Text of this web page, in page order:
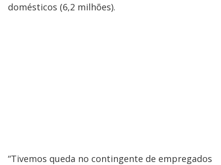
domésticos (6,2 milhões).
“Tivemos queda no contingente de empregados